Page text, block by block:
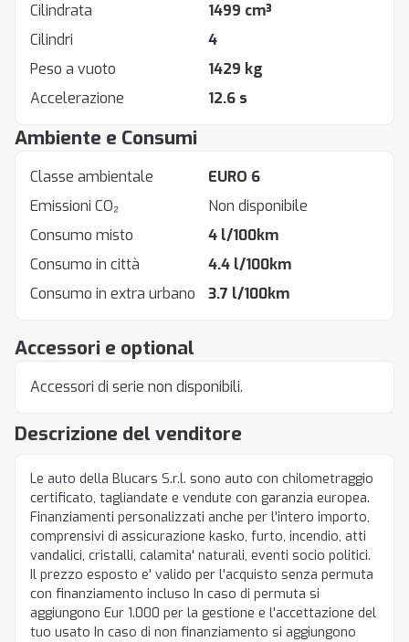
Descrizione del venditore
Le auto della Blucars S.r.l. sono auto con chilometraggio
certificato, tagliandate e vendute con garanzia europea.
Finanziamenti personalizzati anche per l'intero importo,
comprensivi di assicurazione kasko, furto, incendio, atti
vandalici, cristalli, calamita' naturali, eventi socio politici.
Il prezzo esposto e' valido per l'acquisto senza permuta
con finanziamento incluso In caso di permuta si
aggiungono Eur 1.000 per la gestione e l'accettazione del
tuo usato In caso di non finanziamento si aggiungono
Accessori e optional
Accessori di serie non disponibili.
Cilindrata
1499 cm³
Cilindri
4
Peso a vuoto
1429 kg
Accelerazione
12.6 s
Ambiente e Consumi
Classe ambientale
EURO 6
Emissioni CO₂
Non disponibile
Consumo misto
4 l/100km
Consumo in città
4.4 l/100km
Consumo in extra urbano
3.7 l/100km